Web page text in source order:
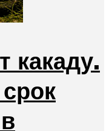
какаду.